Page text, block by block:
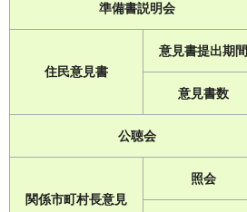
準備書説明会
住民意見書
意見書提出期間
意見書数
公聴会
関係市町村長意見
照会